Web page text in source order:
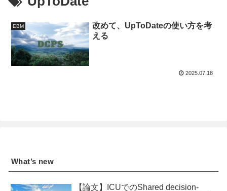
EBM
改めて、UpToDateの使い方を考
える
2025.07.18
What’s new
【論文】ICUでのShared decision-